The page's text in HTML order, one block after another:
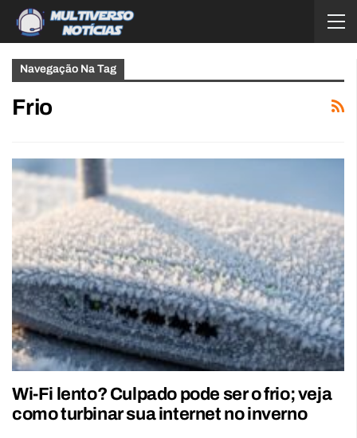
Navegação Na Tag
Frio
Wi-Fi lento? Culpado pode ser o frio; veja
como turbinar sua internet no inverno